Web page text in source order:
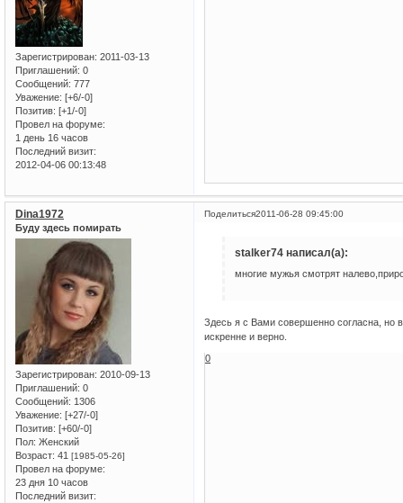
Зарегистрирован: 2011-03-13
Приглашений: 0
Сообщений: 777
Уважение: [+6/-0]
Позитив: [+1/-0]
Провел на форуме:
1 день 16 часов
Последний визит:
2012-04-06 00:13:48
Поделиться2011-06-28 09:45:00
Dina1972
Буду здесь помирать
Зарегистрирован: 2010-09-13
Приглашений: 0
Сообщений: 1306
Уважение: [+27/-0]
Позитив: [+60/-0]
Пол: Женский
Возраст: 41 [1985-05-26]
Провел на форуме:
23 дня 10 часов
Последний визит:
stalker74 написал(а):
многие мужья смотрят
Здесь я с Вами совершенно согласна, но
искренне и верно.
0